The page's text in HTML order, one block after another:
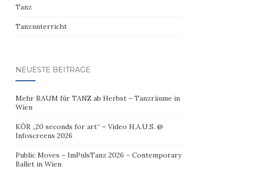
Tanz
Tanzunterricht
NEUESTE BEITRÄGE
Mehr RAUM für TANZ ab Herbst – Tanzräume in
Wien
KÖR „20 seconds for art“ – Video H.A.U.S. @
Infoscreens 2026
Public Moves – ImPulsTanz 2026 – Contemporary
Ballet in Wien